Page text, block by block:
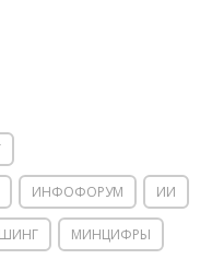
ИНФОФОРУМ ИИ
МИНЦИФРЫ